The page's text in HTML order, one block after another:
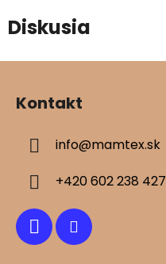
Diskusia
Z
Kontakt
info@mamtex.sk
+420 602 238 427